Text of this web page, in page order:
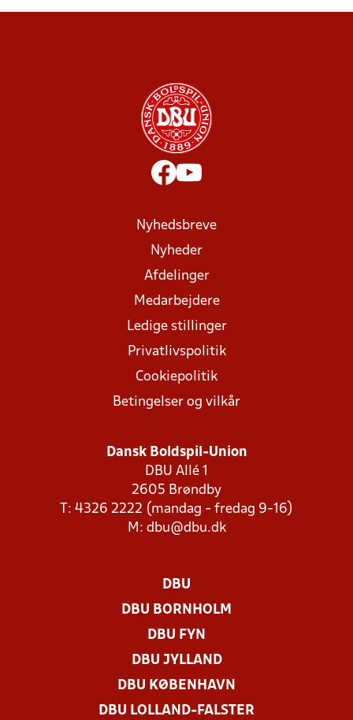
Nyhedsbreve
Nyheder
Afdelinger
Medarbejdere
Ledige stillinger
Privatlivspolitik
Cookiepolitik
Betingelser og vilkår
Dansk Boldspil-Union
DBU Allé 1
2605 Brøndby
T: 4326 2222 (mandag - fredag 9-16)
M: dbu@dbu.dk
DBU
DBU BORNHOLM
DBU FYN
DBU JYLLAND
DBU KØBENHAVN
DBU LOLLAND-FALSTER